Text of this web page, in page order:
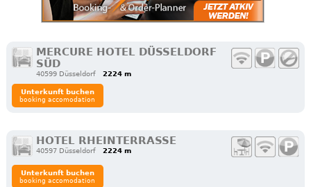
MERCURE HOTEL DÜSSELDORF
SÜD
40599 Düsseldorf 2224 m
Unterkunft buchen
booking accomodation
HOTEL RHEINTERRASSE
40597 Düsseldorf 2224 m
Unterkunft buchen
booking accomodation